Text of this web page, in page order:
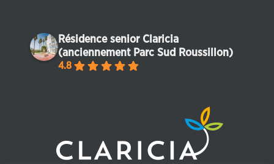
Résidence senior Claricia
(anciennement Parc Sud Roussillon)
4.8